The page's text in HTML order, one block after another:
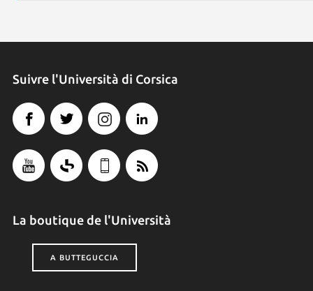
Suivre l'Università di Corsica
La boutique de l'Università
A BUTTEGUCCIA